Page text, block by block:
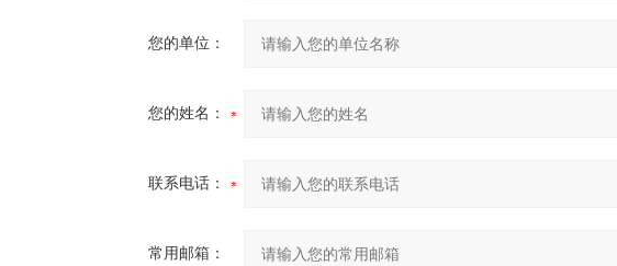
您的单位：
您的姓名：
联系电话：
常用邮箱：